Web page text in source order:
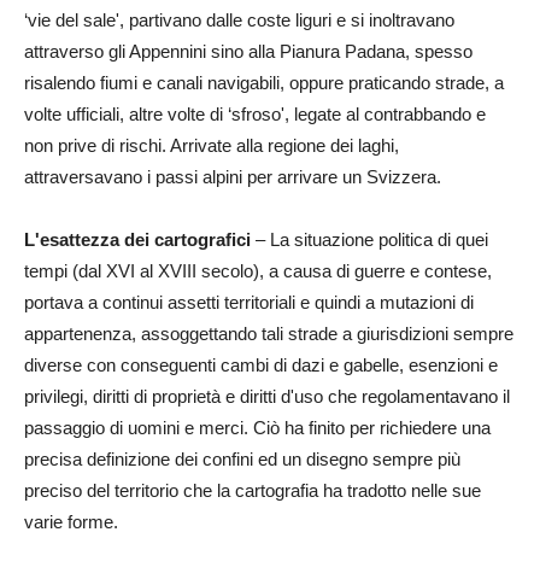
‘vie del sale', partivano dalle coste liguri e si inoltravano
attraverso gli Appennini sino alla Pianura Padana, spesso
risalendo fiumi e canali navigabili, oppure praticando strade, a
volte ufficiali, altre volte di ‘sfroso', legate al contrabbando e
non prive di rischi. Arrivate alla regione dei laghi,
attraversavano i passi alpini per arrivare un Svizzera.
L'esattezza dei cartografici – La situazione politica di quei
tempi (dal XVI al XVIII secolo), a causa di guerre e contese,
portava a continui assetti territoriali e quindi a mutazioni di
appartenenza, assoggettando tali strade a giurisdizioni sempre
diverse con conseguenti cambi di dazi e gabelle, esenzioni e
privilegi, diritti di proprietà e diritti d'uso che regolamentavano il
passaggio di uomini e merci. Ciò ha finito per richiedere una
precisa definizione dei confini ed un disegno sempre più
preciso del territorio che la cartografia ha tradotto nelle sue
varie forme.